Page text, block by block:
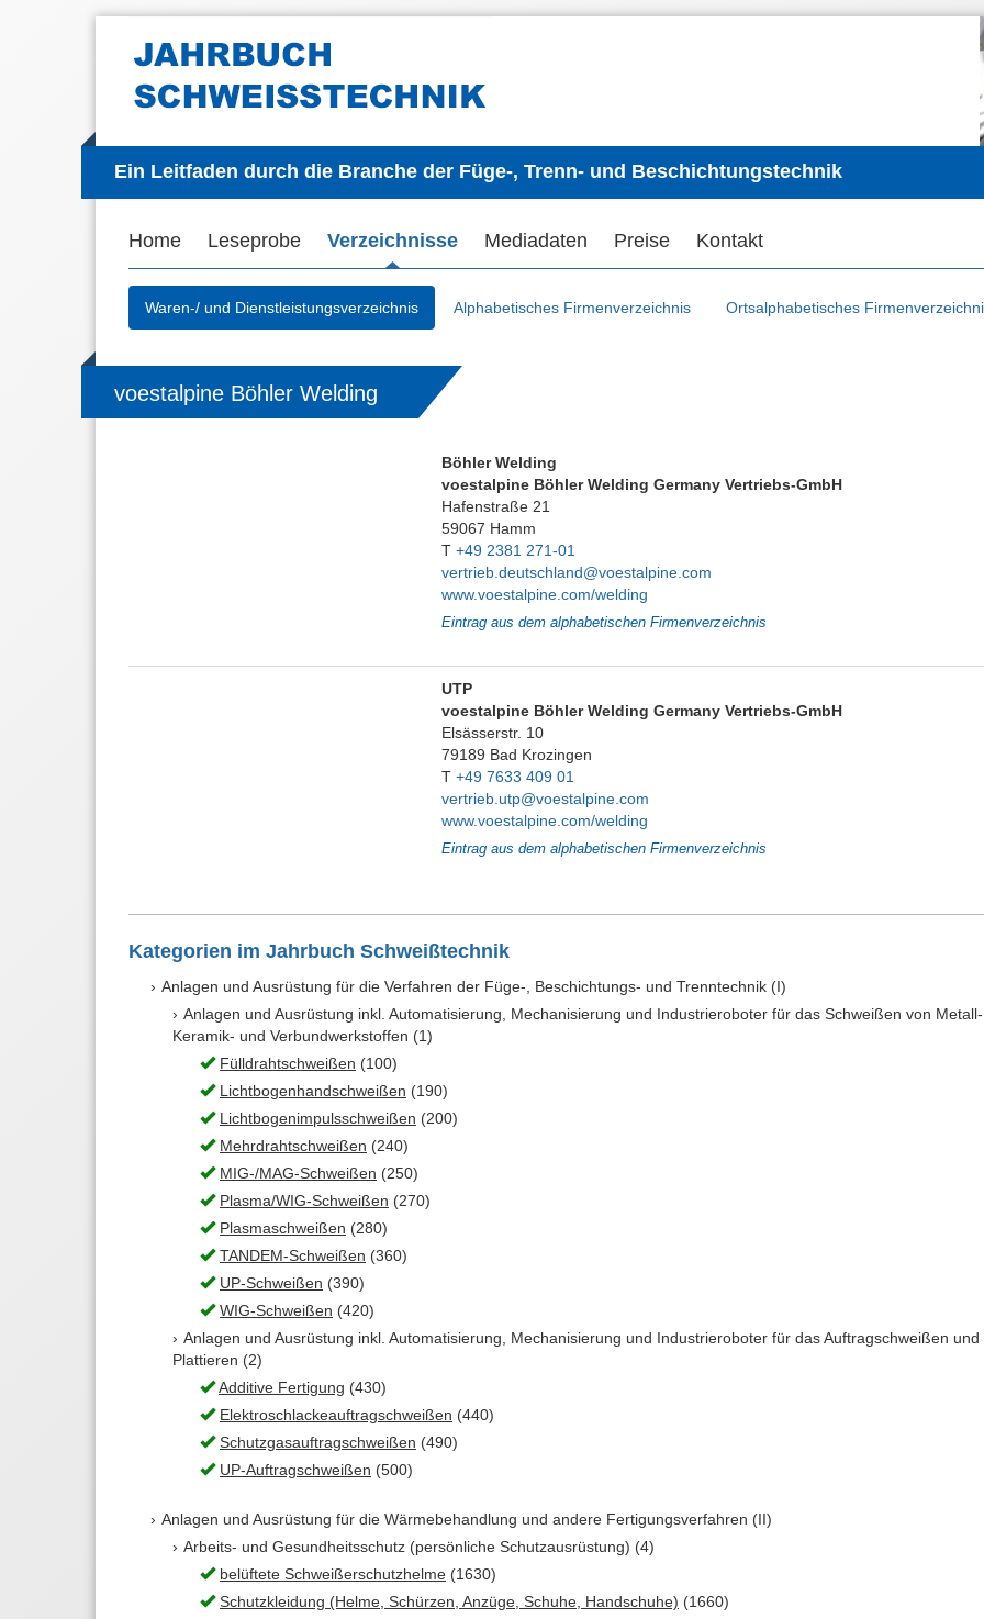
Ein Leitfaden durch die Branche der Füge-, Trenn- und Beschichtungstechnik
Home Leseprobe Verzeichnisse Mediadaten Preise Kontakt
Waren-/ und Dienstleistungsverzeichnis Alphabetisches Firmenverzeichnis Ortsalphabetisches
voestalpine Böhler Welding
Böhler Welding
voestalpine Böhler Welding Germany Vertriebs-GmbH
Hafenstraße 21
59067 Hamm
T +49 2381 271-01
vertrieb.deutschland@voestalpine.com
www.voestalpine.com/welding
Eintrag aus dem alphabetischen Firmenverzeichnis
UTP
voestalpine Böhler Welding Germany Vertriebs-GmbH
Elsässerstr. 10
79189 Bad Krozingen
T +49 7633 409 01
vertrieb.utp@voestalpine.com
www.voestalpine.com/welding
Eintrag aus dem alphabetischen Firmenverzeichnis
Kategorien im Jahrbuch Schweißtechnik
Anlagen und Ausrüstung für die Verfahren der Füge-, Beschichtungs- und Trenntechnik (I)
Anlagen und Ausrüstung inkl. Automatisierung, Mechanisierung und Industrieroboter für das Schweißen von
Keramik- und Verbundwerkstoffen (1)
Fülldrahtschweißen (100)
Lichtbogenhandschweißen (190)
Lichtbogenimpulsschweißen (200)
Mehrdrahtschweißen (240)
MIG-/MAG-Schweißen (250)
Plasma/WIG-Schweißen (270)
Plasmaschweißen (280)
TANDEM-Schweißen (360)
UP-Schweißen (390)
WIG-Schweißen (420)
Anlagen und Ausrüstung inkl. Automatisierung, Mechanisierung und Industrieroboter für das Auftragschweißen und
Plattieren (2)
Additive Fertigung (430)
Elektroschlackeauftragschweißen (440)
Schutzgasauftragschweißen (490)
UP-Auftragschweißen (500)
Anlagen und Ausrüstung für die Wärmebehandlung und andere Fertigungsverfahren (II)
Arbeits- und Gesundheitsschutz (persönliche Schutzausrüstung) (4)
belüftete Schweißerschutzhelme (1630)
Schutzkleidung (Helme, Schürzen, Anzüge, Schuhe, Handschuhe) (1660)